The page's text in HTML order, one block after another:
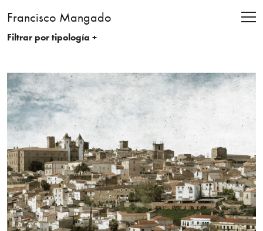
Francisco Mangado
Filtrar por tipología +